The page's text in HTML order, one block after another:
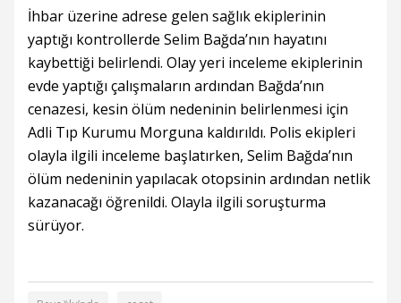
İhbar üzerine adrese gelen sağlık ekiplerinin
yaptığı kontrollerde Selim Bağda’nın hayatını
kaybettiği belirlendi. Olay yeri inceleme ekiplerinin
evde yaptığı çalışmaların ardından Bağda’nın
cenazesi, kesin ölüm nedeninin belirlenmesi için
Adli Tıp Kurumu Morguna kaldırıldı. Polis ekipleri
olayla ilgili inceleme başlatırken, Selim Bağda’nın
ölüm nedeninin yapılacak otopsinin ardından netlik
kazanacağı öğrenildi. Olayla ilgili soruşturma
sürüyor.